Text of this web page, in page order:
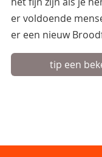
er voldoende
er een nieuw
tip een